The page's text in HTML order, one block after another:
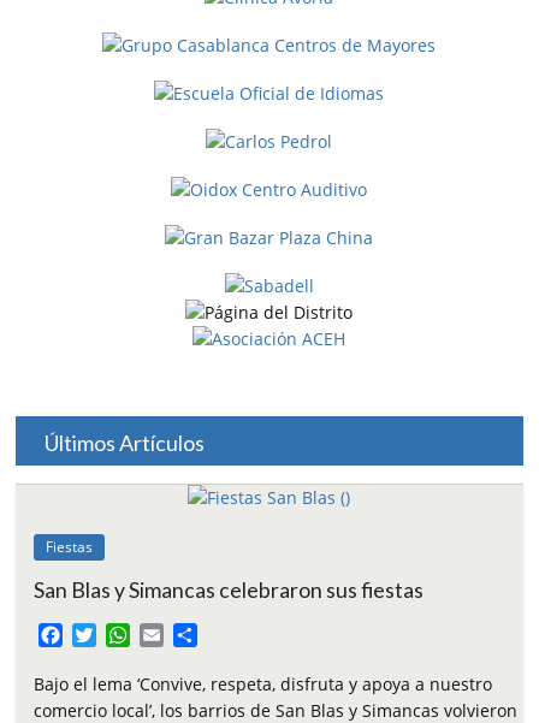
Últimos Artículos
Fiestas
San Blas y Simancas celebraron sus fiestas
c
e
i
t
W
a
t
a
i
m
p
Bajo el lema ‘Convive, respeta, disfruta y apoya a nuestro
comercio local’, los barrios de San Blas y Simancas volvieron